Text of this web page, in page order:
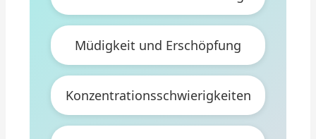
Müdigkeit und Erschöpfung
Konzentrationsschwierigkeiten